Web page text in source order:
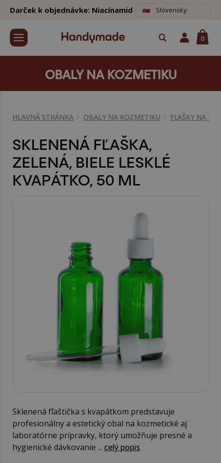
Darček k objednávke: Niacínamid Slovensky
0
OBALY NA KOZMETIKU
HLAVNÁ STRÁNKA OBALY NA KOZMETIKU FĽAŠKY NA
SKLENENÁ FĽAŠKA,
ZELENÁ, BIELE LESKLÉ
KVAPÁTKO, 50 ML
Sklenená fľaštička s kvapátkom predstavuje
profesionálny a estetický obal na kozmetické aj
laboratórne prípravky, ktorý umožňuje presné a
hygienické dávkovanie ... celý popis